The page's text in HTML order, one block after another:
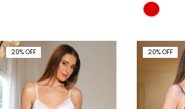
20% OFF 20% OFF